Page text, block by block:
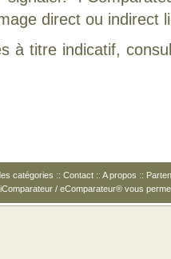
direct ou indirect
à titre indicatif,
catégories :: Contact :: A propos ::
/ eComparateur® vous